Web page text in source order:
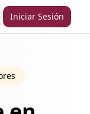
menú
Iniciar Sesión